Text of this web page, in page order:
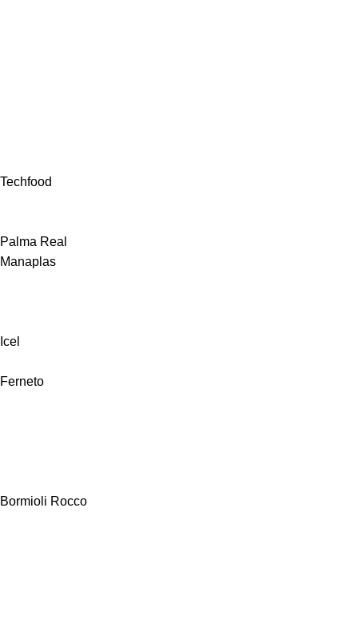
Techfood
Palma Real
Manaplas
Icel
Ferneto
Bormioli Rocco